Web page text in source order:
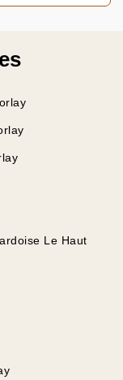
Le Haut